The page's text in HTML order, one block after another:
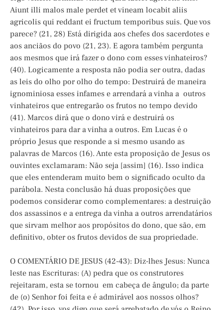
Aiunt illi malos male perdet et vineam locabit aliis
agricolis qui reddant ei fructum temporibus suis. Que vos
parece? (21, 28) Está dirigida aos chefes dos sacerdotes e
aos anciãos do povo (21, 23). E agora também pergunta
aos mesmos que irá fazer o dono com esses vinhateiros?
(40). Logicamente a resposta não podia ser outra, dadas
as leis do olho por olho do tempo: Destruirá de maneira
ignominiosa esses infames e arrendará a vinha a outros
vinhateiros que entregarão os frutos no tempo devido
(41). Marcos dirá que o dono virá e destruirá os
vinhateiros para dar a vinha a outros. Em Lucas é o
próprio Jesus que responde a si mesmo usando as
palavras de Marcos (16). Ante esta proposição de Jesus os
ouvintes exclamaram: Não seja [assim] (16). Isso indica
que eles entenderam muito bem o significado oculto da
parábola. Nesta conclusão há duas proposições que
podemos considerar como complementares: a destruição
dos assassinos e a entrega da vinha a outros arrendatários
que sirvam melhor aos propósitos do dono, que são, em
definitivo, obter os frutos devidos de sua propriedade.
O COMENTÁRIO DE JESUS (42-43): Diz-lhes Jesus: Nunca
leste nas Escrituras: (A) pedra que os construtores
rejeitaram, esta se tornou em cabeça de ângulo; da parte
de (o) Senhor foi feita e é admirável aos nossos olhos?